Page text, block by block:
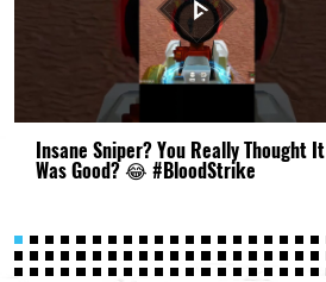
Insane Sniper? You Really Thought It
Was Good? 😂 #BloodStrike